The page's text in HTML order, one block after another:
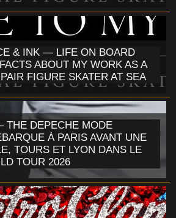
& INK — LIFE ON BOARD
ABOUT MY WORK AS A
FIGURE SKATER AT SEA
THE DEPECHE MODE
À PARIS AVANT UNE
TOURS ET LYON DANS LE
TOUR 2026